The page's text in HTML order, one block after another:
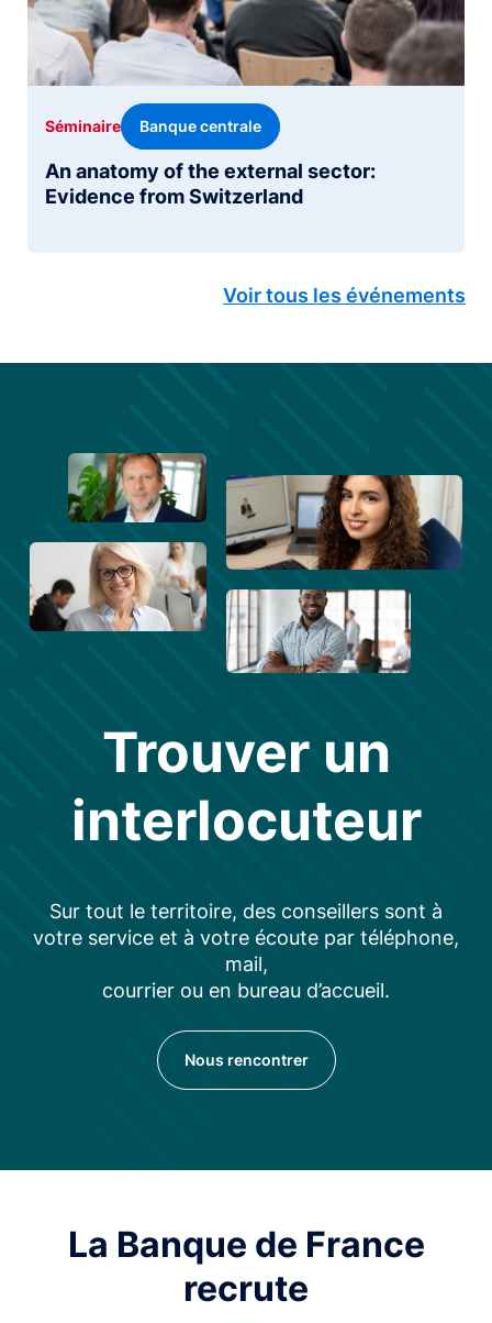
An anatomy of the external sector:
Evidence from Switzerland
Séminaire Banque centrale
Voir tous les événements
Trouver un
interlocuteur
Sur tout le territoire, des conseillers sont à
votre service et à votre écoute par téléphone,
mail,
courrier ou en bureau d’accueil.
Nous rencontrer
La Banque de France
recrute